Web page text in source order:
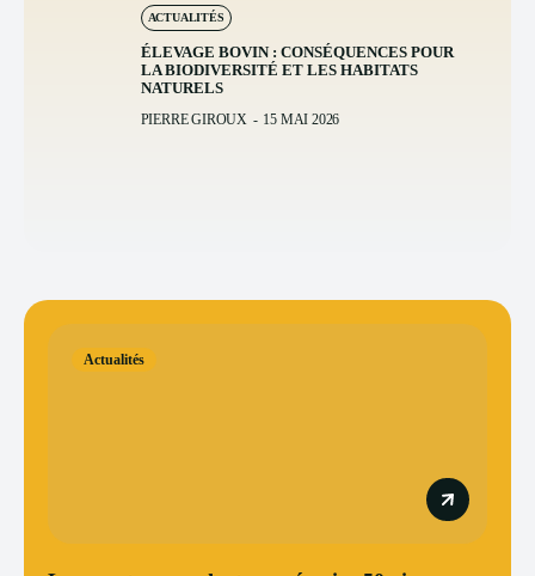
ACTUALITÉS
ÉLEVAGE BOVIN : CONSÉQUENCES POUR
LA BIODIVERSITÉ ET LES HABITATS
NATURELS
PIERRE GIROUX - 15 MAI 2026
Actualités